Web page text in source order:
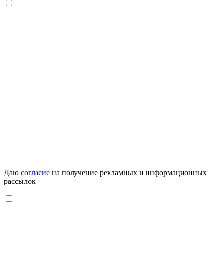
Даю согласие на получение рекламных и информационных
рассылок